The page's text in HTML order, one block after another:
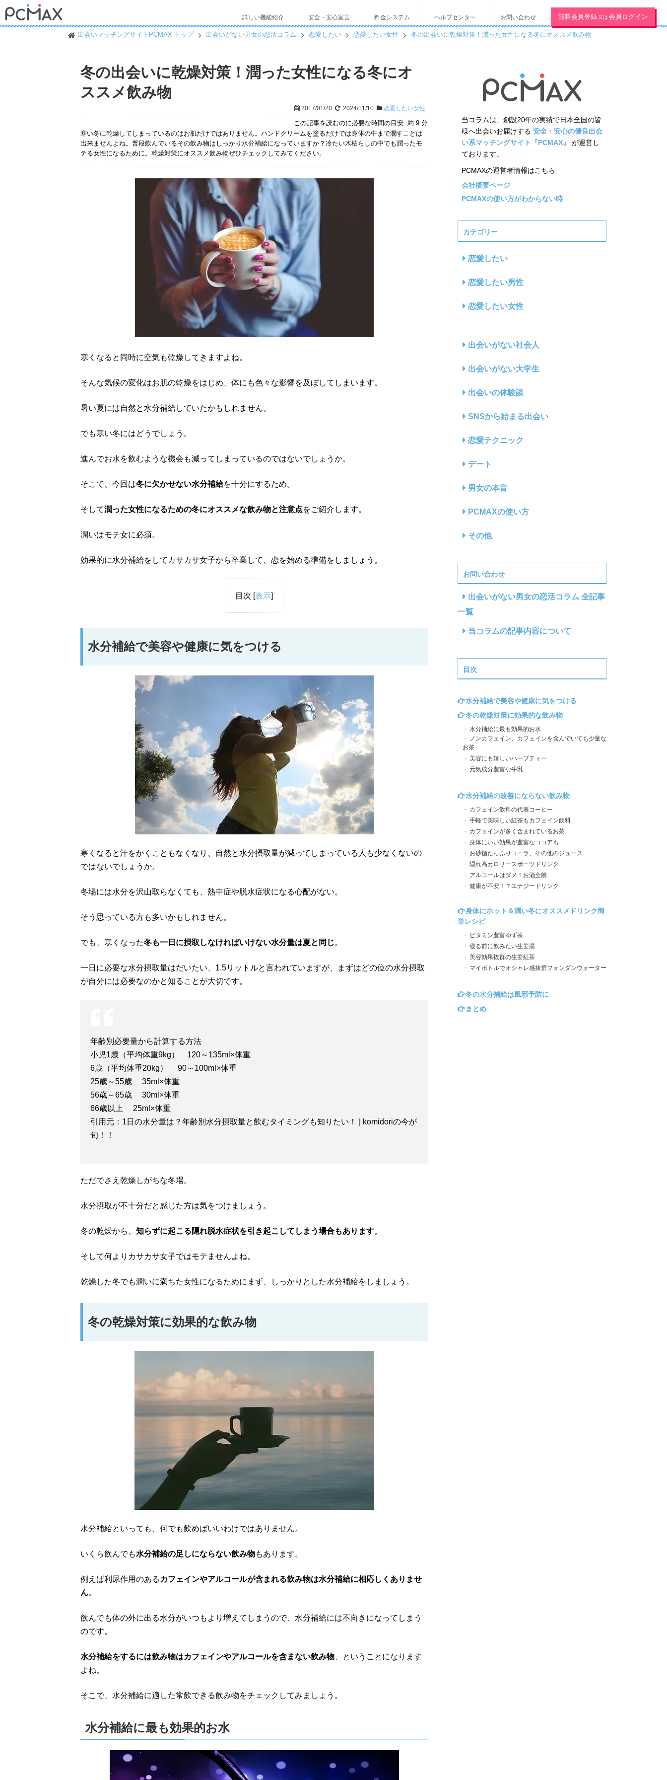
詳しい機能紹介 安全・安心宣言 料金システム ヘルプセンター お問い合わせ 無料会員登録 又は 会員ログイン
出会いマッチングサイトPCMAX トップ 出会いがない男女の恋活コラム 恋愛したい 恋愛したい女性 冬の出会いに乾燥対策！潤った女性になる冬にオススメ飲み物
冬の出会いに乾燥対策！潤った女性になる冬にオ
ススメ飲み物
2017/01/20 2024/11/10 恋愛したい女性
この記事を読むのに必要な時間の目安: 約 9 分
寒い冬に乾燥してしまっているのはお肌だけではありません。ハンドクリームを塗るだけでは身体の中まで潤すことは
出来ませんよね。普段飲んでいるその飲み物はしっかり水分補給になっていますか？冷たい木枯らしの中でも潤ったモ
テる女性になるために。乾燥対策にオススメ飲み物ぜひチェックしてみてください。
寒くなると同時に空気も乾燥してきますよね。
そんな気候の変化はお肌の乾燥をはじめ、体にも色々な影響を及ぼしてしまいます。
暑い夏には自然と水分補給していたかもしれません。
でも寒い冬にはどうでしょう。
進んでお水を飲むような機会も減ってしまっているのではないでしょうか。
そこで、今回は冬に欠かせない水分補給を十分にするため。
そして潤った女性になるための冬にオススメな飲み物と注意点をご紹介します。
潤いはモテ女に必須。
効果的に水分補給をしてカサカサ女子から卒業して、恋を始める準備をしましょう。
目次 [表示]
水分補給で美容や健康に気をつける
寒くなると汗をかくこともなくなり、自然と水分摂取量が減ってしまっている人も少なくないの
ではないでしょうか。
冬場には水分を沢山取らなくても、熱中症や脱水症状になる心配がない。
そう思っている方も多いかもしれません。
でも、寒くなった冬も一日に摂取しなければいけない水分量は夏と同じ。
一日に必要な水分摂取量はだいたい、1.5リットルと言われていますが、まずはどの位の水分摂取
が自分には必要なのかと知ることが大切です。
年齢別必要量から計算する方法
小児1歳（平均体重9kg） 120～135ml×体重
6歳（平均体重20kg） 90～100ml×体重
25歳～55歳 35ml×体重
56歳～65歳 30ml×体重
66歳以上 25ml×体重
引用元：1日の水分量は？年齢別水分摂取量と飲むタイミングも知りたい！ | komidoriの今が
旬！！
ただでさえ乾燥しがちな冬場。
水分摂取が不十分だと感じた方は気をつけましょう。
冬の乾燥から、 知らずに起こる隠れ脱水症状を引き起こしてしまう場合もあります。
そして何よりカサカサ女子ではモテませんよね。
乾燥した冬でも潤いに満ちた女性になるためにまず、しっかりとした水分補給をしましょう。
冬の乾燥対策に効果的な飲み物
水分補給といっても、何でも飲めばいいわけではありません。
いくら飲んでも水分補給の足しにならない飲み物もあります。
例えば利尿作用のある カフェインやアルコールが含まれる飲み物は水分補給に相応しくありませ
ん。
飲んでも体の外に出る水分がいつもより増えてしまうので、水分補給には不向きになってしまう
のです。
水分補給をするには飲み物はカフェインやアルコールを含まない飲み物 、ということになります
よね。
そこで、水分補給に適した常飲できる飲み物をチェックしてみましょう。
水分補給に最も効果的お水
当コラムは、創設20年の実績で日本全国の皆
様へ出会いお届けする 安全・安心の優良出会
い系マッチングサイト『PCMAX』
が運営し
ております。
PCMAXの運営者情報はこちら
会社概要ページ
PCMAXの使い方がわからない時
カテゴリー
恋愛したい
恋愛したい男性
恋愛したい女性
出会いがない社会人
出会いがない大学生
出会いの体験談
SNSから始まる出会い
恋愛テクニック
デート
男女の本音
PCMAXの使い方
その他
お問い合わせ
出会いがない男女の恋活コラム 全記事
一覧
当コラムの記事内容について
目次
水分補給で美容や健康に気をつける
冬の乾燥対策に効果的な飲み物
水分補給に最も効果的お水
ノンカフェイン、カフェインを含んでいても少量な
お茶
美容にも嬉しいハーブティー
元気成分豊富な牛乳
水分補給の改善にならない飲み物
カフェイン飲料の代表コーヒー
手軽で美味しい紅茶もカフェイン飲料
カフェインが多く含まれているお茶
身体にいい効果が豊富なココアも
お砂糖たっぷりコーラ、その他のジュース
隠れ高カロリースポーツドリンク
アルコールはダメ！お酒全般
健康が不安！？エナジードリンク
身体にホット＆潤い冬にオススメドリンク簡
単レシピ
ビタミン豊富ゆず茶
寝る前に飲みたい生姜湯
美容効果抜群の生姜紅茶
マイボトルでオシャレ感抜群フォンダンウォーター
冬の水分補給は風邪予防に
まとめ